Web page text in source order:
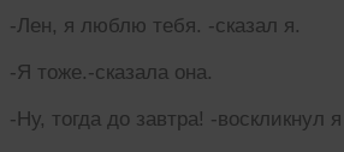
-Лен, я люблю тебя. -сказал я.
-Я тоже.-сказала она.
-Ну, тогда до завтра! -воскликнул